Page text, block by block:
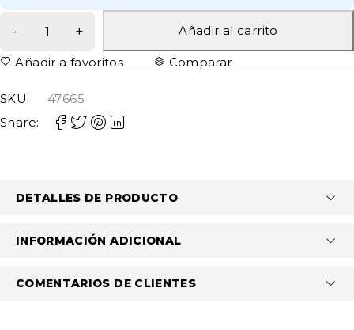
Añadir al carrito
Añadir a favoritos Comparar
SKU:
47665
Share:
DETALLES DE PRODUCTO
INFORMACIÓN ADICIONAL
COMENTARIOS DE CLIENTES